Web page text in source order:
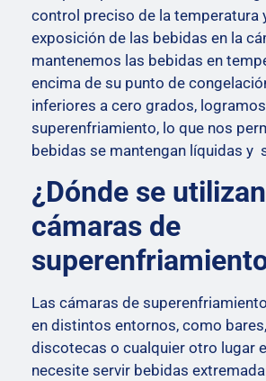
control preciso de la temperatura
exposición de las bebidas en la
mantenemos las bebidas en
encima de su punto de
inferiores a cero grados,
superenfriamiento, lo que nos
bebidas se mantengan líquidas y
¿Dónde se
cámaras de
Las cámaras de
en distintos entornos, como
discotecas o cualquier otro lugar
necesite servir bebidas